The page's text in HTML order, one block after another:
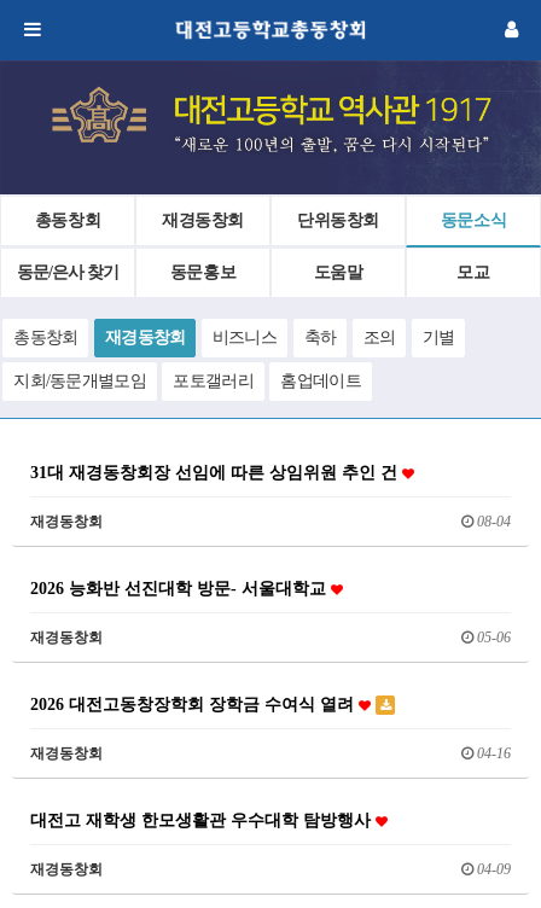
총동창회 재경동창회 단위동창회 동문소식
동문/은사 찾기 동문홍보 도움말 모교
총동창회 재경동창회 비즈니스 축하 조의 기별
지회/동문개별모임 포토갤러리 홈업데이트
31대 재경동창회장 선임에 따른 상임위원 추인 건
재경동창회 08-04
2026 능화반 선진대학 방문- 서울대학교
재경동창회 05-06
2026 대전고동창장학회 장학금 수여식 열려
재경동창회 04-16
대전고 재학생 한모생활관 우수대학 탐방행사
재경동창회 04-09